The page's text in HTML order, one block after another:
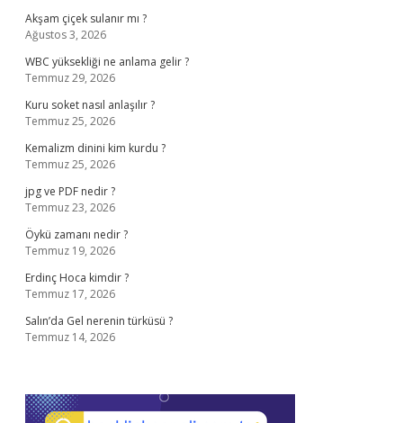
Akşam çiçek sulanır mı ?
Ağustos 3, 2026
WBC yüksekliği ne anlama gelir ?
Temmuz 29, 2026
Kuru soket nasıl anlaşılır ?
Temmuz 25, 2026
Kemalizm dinini kim kurdu ?
Temmuz 25, 2026
jpg ve PDF nedir ?
Temmuz 23, 2026
Öykü zamanı nedir ?
Temmuz 19, 2026
Erdinç Hoca kimdir ?
Temmuz 17, 2026
Salın’da Gel nerenin türküsü ?
Temmuz 14, 2026